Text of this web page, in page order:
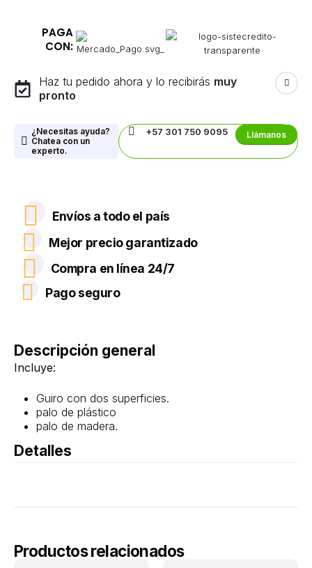
PAGA
CON:
Haz tu pedido ahora y lo recibirás muy
pronto
¿Necesitas ayuda?
Chatea con un
experto.
+57 301 750 9095 Llámanos
Envíos a todo el país
Mejor precio garantizado
Compra en línea 24/7
Pago seguro
Descripción general
Incluye:
Guiro con dos superficies.
palo de plástico
palo de madera.
Detalles
Productos relacionados